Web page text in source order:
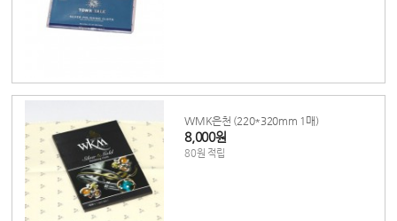
WMK은천 (220*320mm 1매)
8,000원
80원 적립